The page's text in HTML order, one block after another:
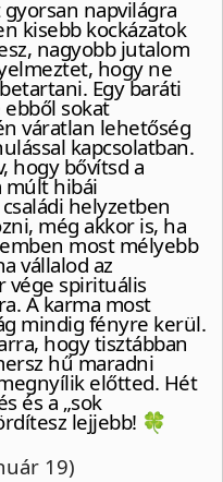
napvilágra
kisebb kockázatok
nagyobb jutalom
hogy ne
Egy baráti
sokat
váratlan lehetőség
kapcsolatban.
hogy bővítsd a
múlt hibái
helyzetben
még akkor is, ha
most mélyebb
vállalod az
vége spirituális
A karma most
mindig fényre kerül.
hogy tisztábban
hű maradni
előtted. Hét
és a „sok
lejjebb! 🍀
19)